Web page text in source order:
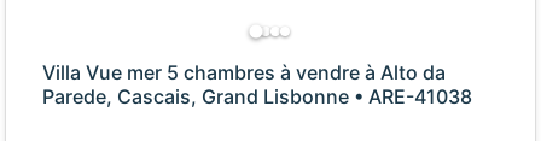
Villa Vue mer 5 chambres à vendre à Alto da
Parede, Cascais, Grand Lisbonne • ARE-41038